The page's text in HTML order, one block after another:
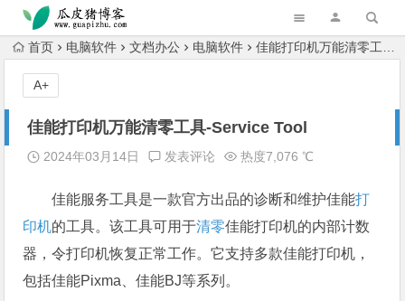
跳转到主内容
首页 电脑软件 文档办公 电脑软件 佳能打印机万能清零工具-Service Tool
佳能打印机万能清零工具-Service Tool
2024年03月14日 发表评论 热度7,076 ℃
佳能服务工具是一款官方出品的诊断和维护佳能打
印机的工具。该工具可用于清零佳能打印机的内部计数
器，令打印机恢复正常工作。它支持多款佳能打印机，
包括佳能Pixma、佳能BJ等系列。
A+